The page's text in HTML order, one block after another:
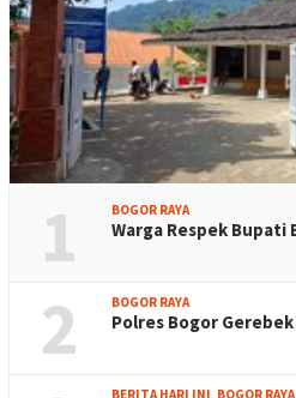
1 BOGOR RAYA
Warga Respek
2 BOGOR RAYA
Polres Bogor
BERITA HARI INI BOGOR RAYA